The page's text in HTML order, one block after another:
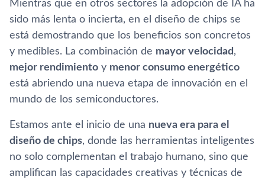
Mientras que en otros sectores la adopción de IA ha
sido más lenta o incierta, en el diseño de chips se
está demostrando que los beneficios son concretos
y medibles. La combinación de mayor velocidad,
mejor rendimiento y menor consumo energético
está abriendo una nueva etapa de innovación en el
mundo de los semiconductores.
Estamos ante el inicio de una nueva era para el
diseño de chips, donde las herramientas inteligentes
no solo complementan el trabajo humano, sino que
amplifican las capacidades creativas y técnicas de